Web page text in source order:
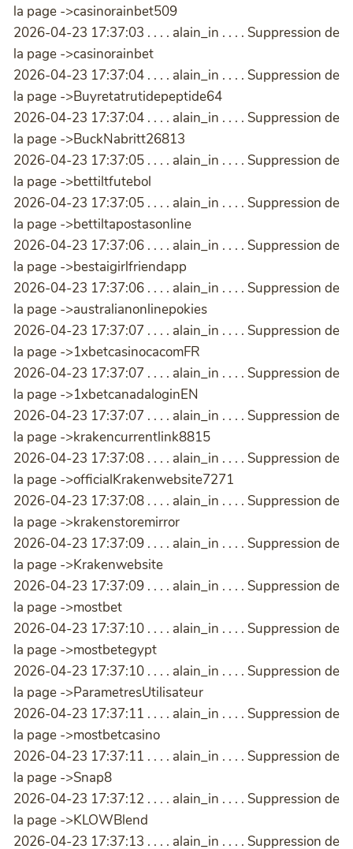
la page ->casinorainbet509
2026-04-23 17:37:03 . . . . alain_in . . . . Suppression de
la page ->casinorainbet
2026-04-23 17:37:04 . . . . alain_in . . . . Suppression de
la page ->Buyretatrutidepeptide64
2026-04-23 17:37:04 . . . . alain_in . . . . Suppression de
la page ->BuckNabritt26813
2026-04-23 17:37:05 . . . . alain_in . . . . Suppression de
la page ->bettiltfutebol
2026-04-23 17:37:05 . . . . alain_in . . . . Suppression de
la page ->bettiltapostasonline
2026-04-23 17:37:06 . . . . alain_in . . . . Suppression de
la page ->bestaigirlfriendapp
2026-04-23 17:37:06 . . . . alain_in . . . . Suppression de
la page ->australianonlinepokies
2026-04-23 17:37:07 . . . . alain_in . . . . Suppression de
la page ->1xbetcasinocacomFR
2026-04-23 17:37:07 . . . . alain_in . . . . Suppression de
la page ->1xbetcanadaloginEN
2026-04-23 17:37:07 . . . . alain_in . . . . Suppression de
la page ->krakencurrentlink8815
2026-04-23 17:37:08 . . . . alain_in . . . . Suppression de
la page ->officialKrakenwebsite7271
2026-04-23 17:37:08 . . . . alain_in . . . . Suppression de
la page ->krakenstoremirror
2026-04-23 17:37:09 . . . . alain_in . . . . Suppression de
la page ->Krakenwebsite
2026-04-23 17:37:09 . . . . alain_in . . . . Suppression de
la page ->mostbet
2026-04-23 17:37:10 . . . . alain_in . . . . Suppression de
la page ->mostbetegypt
2026-04-23 17:37:10 . . . . alain_in . . . . Suppression de
la page ->ParametresUtilisateur
2026-04-23 17:37:11 . . . . alain_in . . . . Suppression de
la page ->mostbetcasino
2026-04-23 17:37:11 . . . . alain_in . . . . Suppression de
la page ->Snap8
2026-04-23 17:37:12 . . . . alain_in . . . . Suppression de
la page ->KLOWBlend
2026-04-23 17:37:13 . . . . alain_in . . . . Suppression de